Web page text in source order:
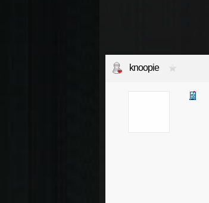
knoopie